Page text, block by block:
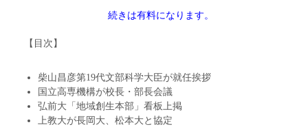
続きは有料になります。
【目次】
柴山昌彦第19代文部科学大臣が就任挨拶
国立高専機構が校長・部長会議
弘前大「地域創生本部」看板上掲
上教大が長岡大、松本大と協定